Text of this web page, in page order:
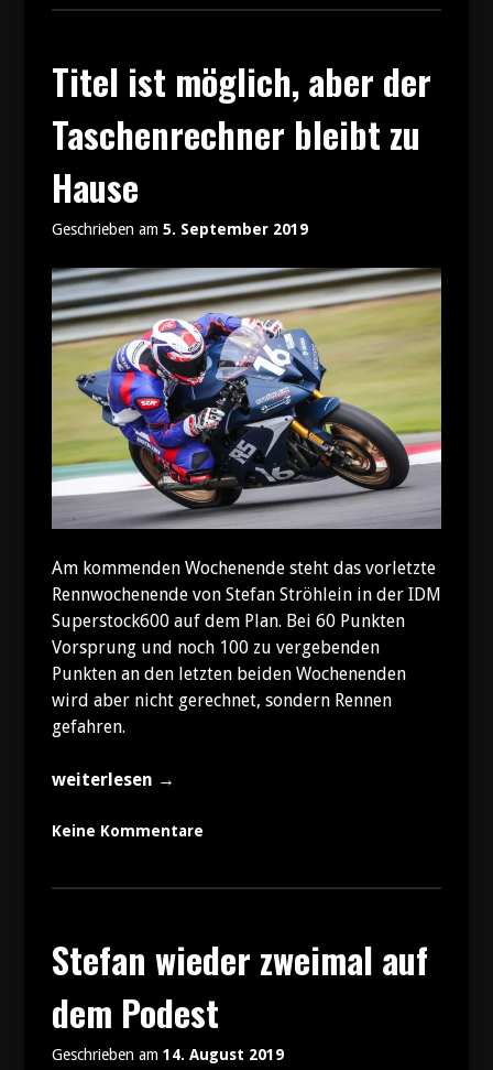
Meister
Titel ist möglich, aber der
Taschenrechner bleibt zu
Hause
Geschrieben am 5. September 2019
Am kommenden Wochenende steht das vorletzte
Rennwochenende von Stefan Ströhlein in der IDM
Superstock600 auf dem Plan. Bei 60 Punkten
Vorsprung und noch 100 zu vergebenden
Punkten an den letzten beiden Wochenenden
wird aber nicht gerechnet, sondern Rennen
gefahren.
„Titel
möglich,
der
zu
weiterlesen →
Keine Kommentare
Stefan wieder zweimal auf
dem Podest
Geschrieben am 14. August 2019